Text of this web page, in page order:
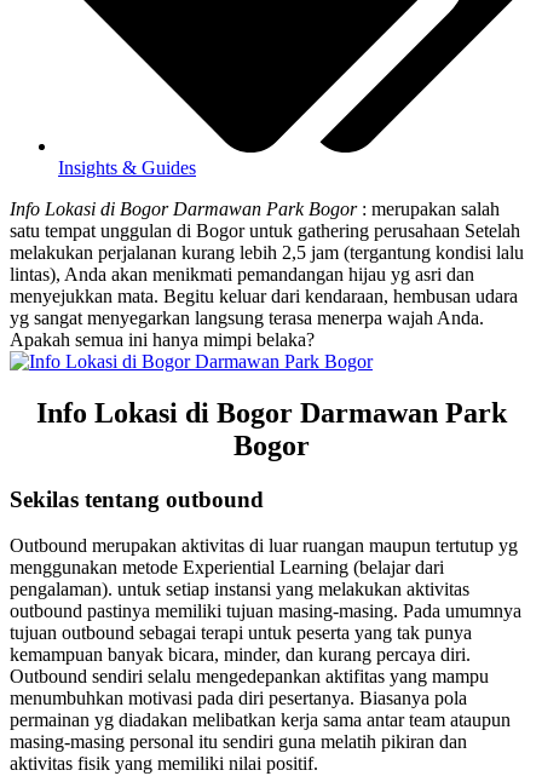
Insights & Guides
Info Lokasi di Bogor Darmawan Park Bogor: merupakan salah
satu tempat unggulan di Bogor untuk gathering perusahaan Setelah
melakukan perjalanan kurang lebih 2,5 jam (tergantung kondisi lalu
lintas), Anda akan menikmati pemandangan hijau yg asri dan
menyejukkan mata. Begitu keluar dari kendaraan, hembusan udara
yg sangat menyegarkan langsung terasa menerpa wajah Anda.
Apakah semua ini hanya mimpi belaka?
Info Lokasi di Bogor Darmawan Park
Bogor
Sekilas tentang outbound
Outbound merupakan aktivitas di luar ruangan maupun tertutup yg
menggunakan metode Experiential Learning (belajar dari
pengalaman). untuk setiap instansi yang melakukan aktivitas
outbound pastinya memiliki tujuan masing-masing. Pada umumnya
tujuan outbound sebagai terapi untuk peserta yang tak punya
kemampuan banyak bicara, minder, dan kurang percaya diri.
Outbound sendiri selalu mengedepankan aktifitas yang mampu
menumbuhkan motivasi pada diri pesertanya. Biasanya pola
permainan yg diadakan melibatkan kerja sama antar team ataupun
masing-masing personal itu sendiri guna melatih pikiran dan
aktivitas fisik yang memiliki nilai positif.